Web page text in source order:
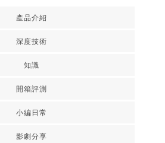
產品介紹
深度技術
知識
開箱評測
小編日常
影劇分享